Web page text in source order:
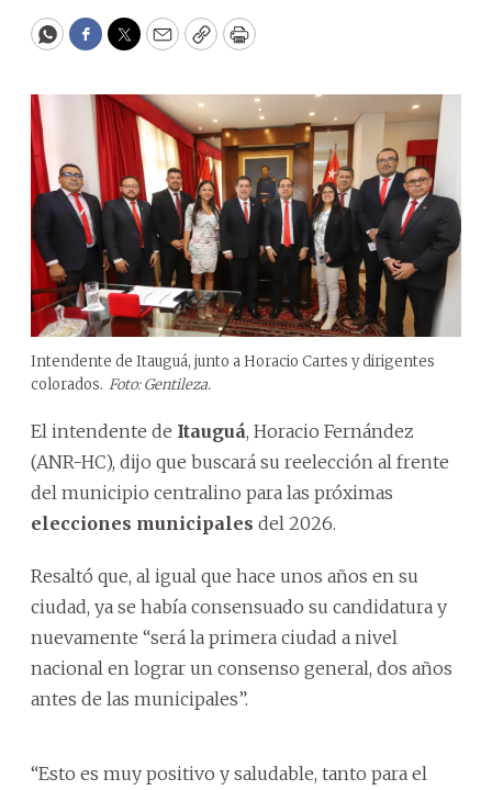
WhatsApp
Facebook
Twitter
EmailCopyPrint
Intendente de Itauguá, junto a Horacio Cartes y dirigentes
colorados. Foto: Gentileza.
El intendente de Itauguá, Horacio Fernández
(ANR-HC), dijo que buscará su reelección al frente
del municipio centralino para las próximas
elecciones municipales del 2026.
Resaltó que, al igual que hace unos años en su
ciudad, ya se había consensuado su candidatura y
nuevamente “será la primera ciudad a nivel
nacional en lograr un consenso general, dos años
antes de las municipales”.
“Esto es muy positivo y saludable, tanto para el